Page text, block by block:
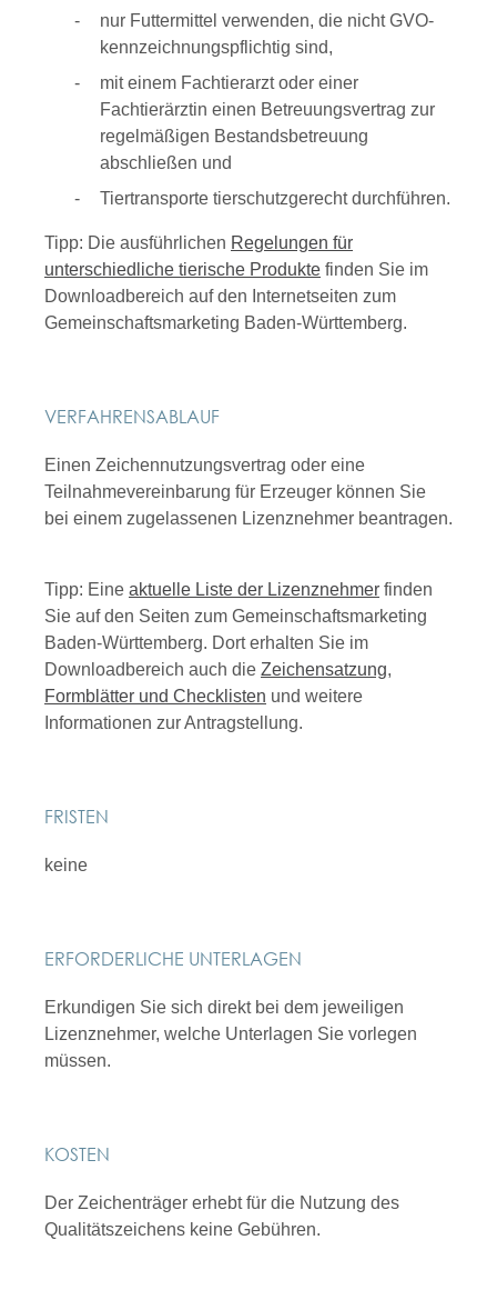
nur Futtermittel verwenden, die nicht GVO-
kennzeichnungspflichtig sind,
mit einem Fachtierarzt oder einer
Fachtierärztin einen Betreuungsvertrag zur
regelmäßigen Bestandsbetreuung
abschließen und
Tiertransporte tierschutzgerecht durchführen.
Tipp: Die ausführlichen Regelungen für
unterschiedliche tierische Produkte finden Sie im
Downloadbereich auf den Internetseiten zum
Gemeinschaftsmarketing Baden-Württemberg.
VERFAHRENSABLAUF
Einen Zeichennutzungsvertrag oder eine
Teilnahmevereinbarung für Erzeuger können Sie
bei einem zugelassenen Lizenznehmer beantragen.
Tipp: Eine aktuelle Liste der Lizenznehmer finden
Sie auf den Seiten zum Gemeinschaftsmarketing
Baden-Württemberg. Dort erhalten Sie im
Downloadbereich auch die Zeichensatzung,
Formblätter und Checklisten und weitere
Informationen zur Antragstellung.
FRISTEN
keine
ERFORDERLICHE UNTERLAGEN
Erkundigen Sie sich direkt bei dem jeweiligen
Lizenznehmer, welche Unterlagen Sie vorlegen
müssen.
KOSTEN
Der Zeichenträger erhebt für die Nutzung des
Qualitätszeichens keine Gebühren.